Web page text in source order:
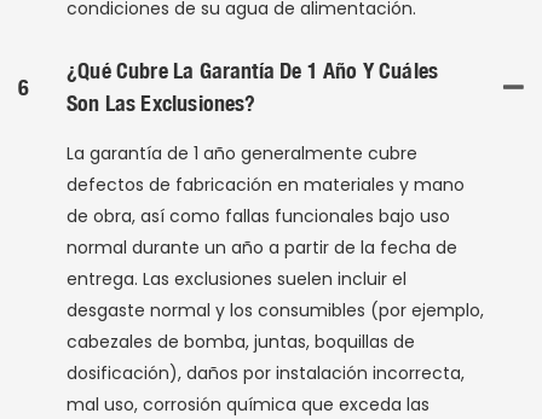
condiciones de su agua de alimentación.
6
¿Qué Cubre La Garantía De 1 Año Y Cuáles
Son Las Exclusiones?
La garantía de 1 año generalmente cubre
defectos de fabricación en materiales y mano
de obra, así como fallas funcionales bajo uso
normal durante un año a partir de la fecha de
entrega. Las exclusiones suelen incluir el
desgaste normal y los consumibles (por ejemplo,
cabezales de bomba, juntas, boquillas de
dosificación), daños por instalación incorrecta,
mal uso, corrosión química que exceda las